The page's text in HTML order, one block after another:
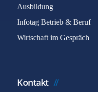
Ausbildung
Infotag Betrieb & Beruf
Wirtschaft im Gespräch
Kontakt